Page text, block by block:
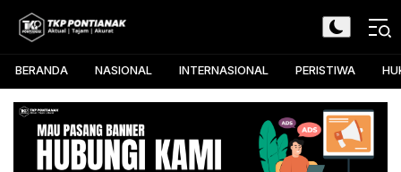
TKP Pontianak
Aktual, Tajam, dan Akurat
BERANDA NASIONAL INTERNASIONAL PERISTIWA